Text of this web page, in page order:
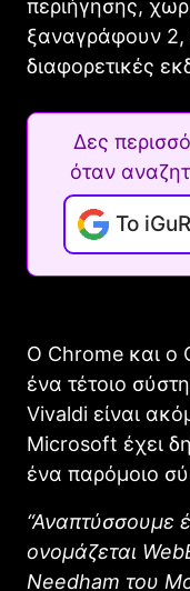
περιήγησης,
ξαναγράφουν 2,
διαφορετικές
Δες
όταν
Το
Ο Chrome και ο
ένα τέτοιο
Vivaldi είναι
Microsoft έχει
ένα παρόμοιο
“Αναπτύσσουμε
ονομάζεται
Needham του